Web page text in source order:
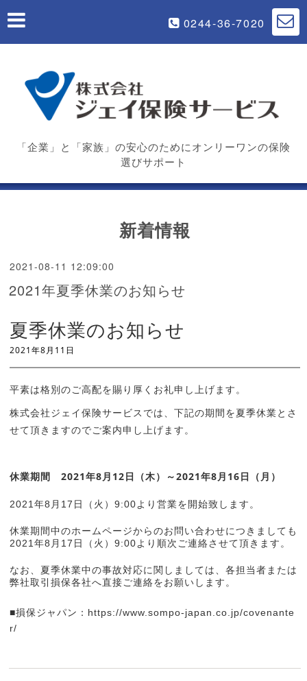
0244-36-7020
「企業」と「家族」の安心のためにオンリーワンの保険
選びサポート
新着情報
2021-08-11 12:09:00
2021年夏季休業のお知らせ
夏季休業のお知らせ
2021年8月11日
平素は格別のご高配を賜り厚くお礼申し上げます。
株式会社ジェイ保険サービスでは、下記の期間を夏季休業とさ
せて頂きますのでご案内申し上げます。
休業期間 2021年8月12日（木）～2021年8月16日（月）
2021年8月17日（火）9:00より営業を開始致します。
休業期間中のホームページからのお問い合わせにつきましても
2021年8月17日（火）9:00より順次ご連絡させて頂きます。
なお、夏季休業中の事故対応に関しましては、各担当者または
弊社取引損保各社へ直接ご連絡をお願いします。
■損保ジャパン： https://www.sompo-japan.co.jp/covenante
r/